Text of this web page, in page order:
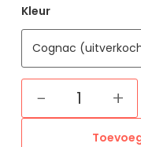
Kleur
− +